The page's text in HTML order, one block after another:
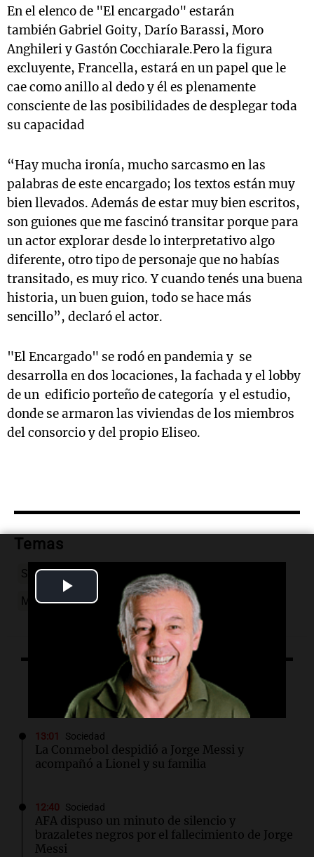
Video
En el elenco de "El encargado" estarán
también Gabriel Goity, Darío Barassi, Moro
Anghileri y Gastón Cocchiarale.Pero la figura
excluyente, Francella, estará en un papel que le
cae como anillo al dedo y él es plenamente
consciente de las posibilidades de desplegar toda
su capacidad
“Hay mucha ironía, mucho sarcasmo en las
palabras de este encargado; los textos están muy
bien llevados. Además de estar muy bien escritos,
son guiones que me fascinó transitar porque para
un actor explorar desde lo interpretativo algo
diferente, otro tipo de personaje que no habías
transitado, es muy rico. Y cuando tenés una buena
historia, un buen guion, todo se hace más
sencillo”, declaró el actor.
"El Encargado" se rodó en pandemia y se
desarrolla en dos locaciones, la fachada y el lobby
de un edificio porteño de categoría y el estudio,
donde se armaron las viviendas de los miembros
del consorcio y del propio Eliseo.
Temas
Series El encargado Guillermo Francella
Mariano Cohn gaston-duprat
Lo último
13:01 Sociedad
La Conmebol despidió a Jorge Messi y
acompañó a Lionel y su familia
12:40 Sociedad
AFA dispuso un minuto de silencio y
brazaletes negros por el fallecimiento de Jorge
Messi